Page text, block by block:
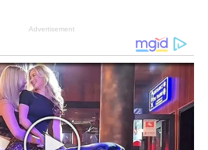
Advertisement